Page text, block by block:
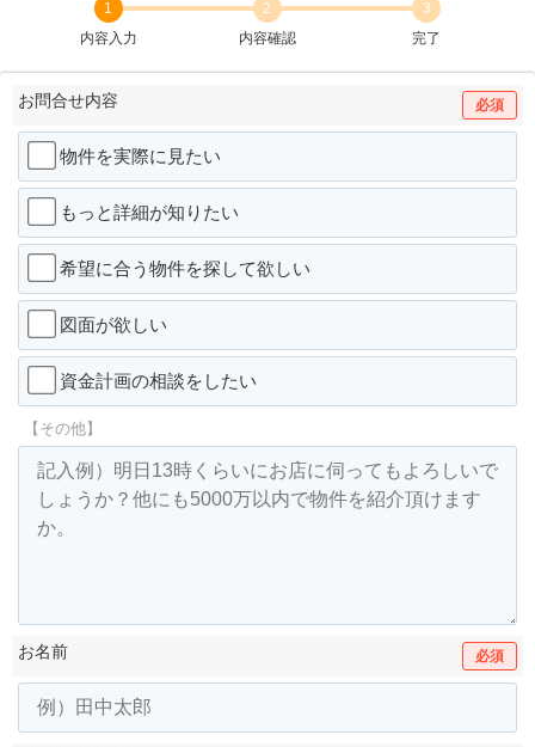
1
内容入力
2
内容確認
3
完了
お問合せ内容 必須
物件を実際に見たい
もっと詳細が知りたい
希望に合う物件を探して欲しい
図面が欲しい
資金計画の相談をしたい
【その他】
お名前 必須